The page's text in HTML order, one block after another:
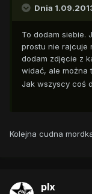
Dnia
To dodam siebie.
prostu nie rajcuje
dodam zdjęcie z
widać, ale można
Jak wszyscy coś
Kolejna cudna
plx